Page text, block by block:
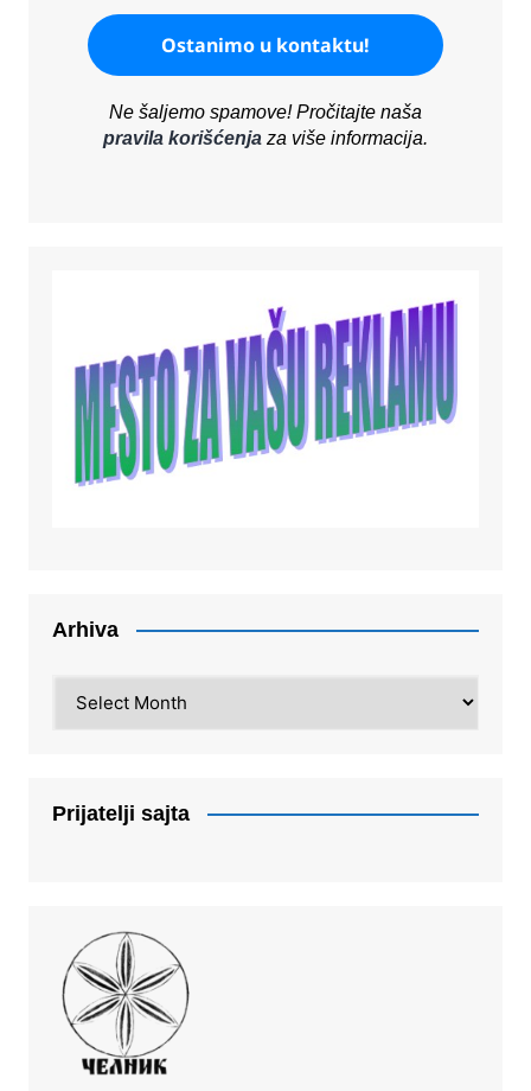
Ne šaljemo spamove! Pročitajte naša
pravila korišćenjaza više informacija.
Arhiva
Prijatelji sajta